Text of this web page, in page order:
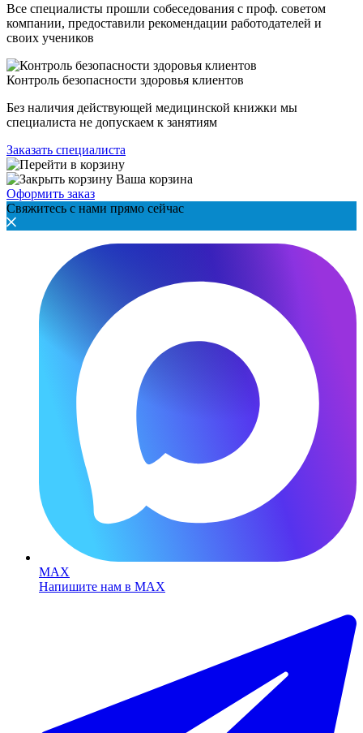
Все специалисты прошли собеседования с проф. советом
компании, предоставили рекомендации работодателей и
своих учеников
Контроль безопасности здоровья клиентов
Без наличия действующей медицинской книжки мы
специалиста не допускаем к занятиям
Заказать специалиста
Ваша корзина
Оформить заказ
Свяжитесь с нами прямо сейчас
MAX
Напишите нам в MAX